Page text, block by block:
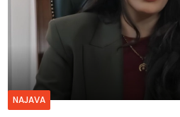
NAJAVA